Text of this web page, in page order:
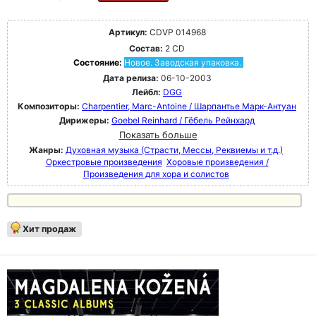
Артикул: CDVP 014968
Состав: 2 CD
Состояние: Новое. Заводская упаковка.
Дата релиза: 06-10-2003
Лейбл: DGG
Композиторы: Charpentier, Marc-Antoine / Шарпантье Марк-Антуан
Дирижеры: Goebel Reinhard / Гёбель Рейнхард
Показать больше
Жанры: Духовная музыка (Страсти, Мессы, Реквиемы и т.д.)
Оркестровые произведения Хоровые произведения /
Произведения для хора и солистов
Хит продаж